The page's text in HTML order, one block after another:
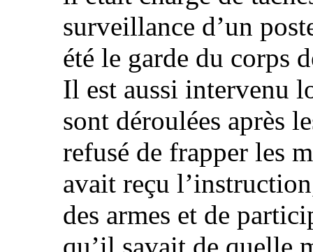
surveillance d’un
été le garde du corps
Il est aussi intervenu
sont déroulées après
refusé de frapper les
avait reçu
des armes et de